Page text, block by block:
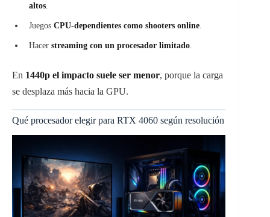
altos
Juegos CPU-dependientes como shooters online
Hacer streaming con un procesador limitado
En 1440p el impacto suele ser menor, porque la carga
se desplaza más hacia la GPU.
Qué procesador elegir para RTX 4060 según resolución